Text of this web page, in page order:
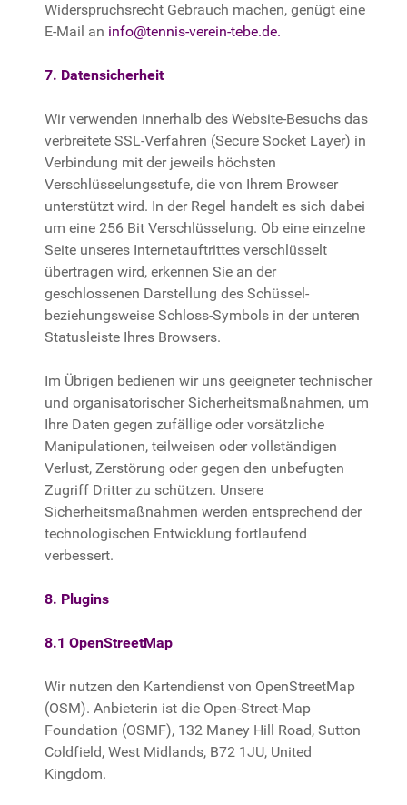
Widerspruchsrecht Gebrauch machen, genügt eine
E-Mail an info@tennis-verein-tebe.de.
7. Datensicherheit
Wir verwenden innerhalb des Website-Besuchs das
verbreitete SSL-Verfahren (Secure Socket Layer) in
Verbindung mit der jeweils höchsten
Verschlüsselungsstufe, die von Ihrem Browser
unterstützt wird. In der Regel handelt es sich dabei
um eine 256 Bit Verschlüsselung. Ob eine einzelne
Seite unseres Internetauftrittes verschlüsselt
übertragen wird, erkennen Sie an der
geschlossenen Darstellung des Schüssel-
beziehungsweise Schloss-Symbols in der unteren
Statusleiste Ihres Browsers.
Im Übrigen bedienen wir uns geeigneter technischer
und organisatorischer Sicherheitsmaßnahmen, um
Ihre Daten gegen zufällige oder vorsätzliche
Manipulationen, teilweisen oder vollständigen
Verlust, Zerstörung oder gegen den unbefugten
Zugriff Dritter zu schützen. Unsere
Sicherheitsmaßnahmen werden entsprechend der
technologischen Entwicklung fortlaufend
verbessert.
8. Plugins
8.1 OpenStreetMap
Wir nutzen den Kartendienst von OpenStreetMap
(OSM). Anbieterin ist die Open-Street-Map
Foundation (OSMF), 132 Maney Hill Road, Sutton
Coldfield, West Midlands, B72 1JU, United
Kingdom.